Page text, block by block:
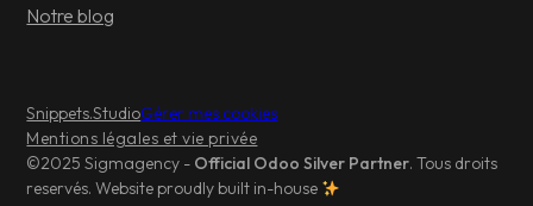
Notre blog
©2025 Sigmagency - Official Odoo Silver Partner. Tous droits
reservés. Website proudly built in-house
Snippets.StudioGérer mes cookies
Mentions légales et vie privée